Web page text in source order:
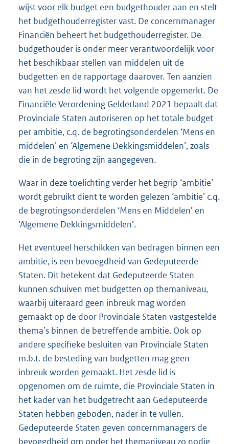
wijst voor elk budget een budgethouder aan en stelt
het budgethouderregister vast. De concernmanager
Financiën beheert het budgethouderregister. De
budgethouder is onder meer verantwoordelijk voor
het beschikbaar stellen van middelen uit de
budgetten en de rapportage daarover. Ten aanzien
van het zesde lid wordt het volgende opgemerkt. De
Financiële Verordening Gelderland 2021 bepaalt dat
Provinciale Staten autoriseren op het totale budget
per ambitie, c.q. de begrotingsonderdelen ‘Mens en
middelen’ en ‘Algemene Dekkingsmiddelen’, zoals
die in de begroting zijn aangegeven.
Waar in deze toelichting verder het begrip ‘ambitie’
wordt gebruikt dient te worden gelezen ‘ambitie’ c.q.
de begrotingsonderdelen ‘Mens en Middelen’ en
‘Algemene Dekkingsmiddelen’.
Het eventueel herschikken van bedragen binnen een
ambitie, is een bevoegdheid van Gedeputeerde
Staten. Dit betekent dat Gedeputeerde Staten
kunnen schuiven met budgetten op themaniveau,
waarbij uiteraard geen inbreuk mag worden
gemaakt op de door Provinciale Staten vastgestelde
thema’s binnen de betreffende ambitie. Ook op
andere specifieke besluiten van Provinciale Staten
m.b.t. de besteding van budgetten mag geen
inbreuk worden gemaakt. Het zesde lid is
opgenomen om de ruimte, die Provinciale Staten in
het kader van het budgetrecht aan Gedeputeerde
Staten hebben geboden, nader in te vullen.
Gedeputeerde Staten geven concernmanagers de
bevoegdheid om onder het themaniveau zo nodig